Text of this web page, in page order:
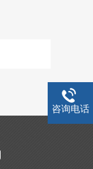
咨询电话